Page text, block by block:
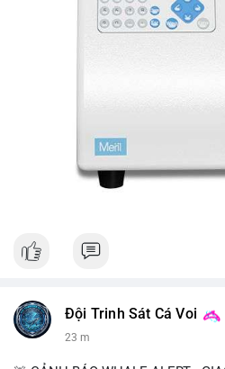
Đội Trinh Sát Cá Voi
23 m